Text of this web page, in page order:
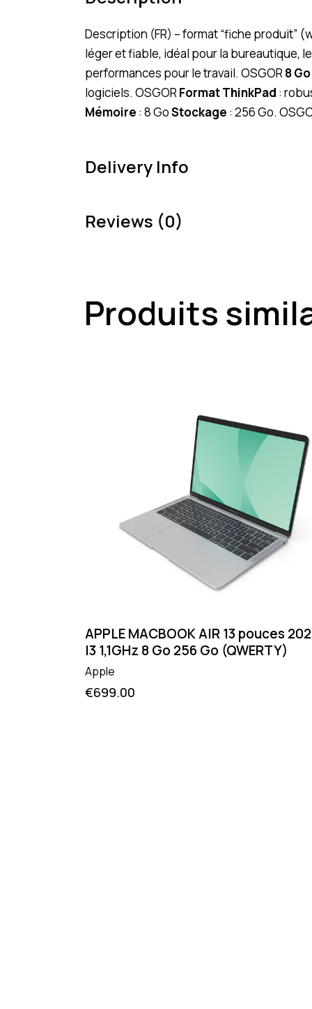
Description (FR) – format “fiche produit”
léger et fiable, idéal pour la bureautique,
performances pour le travail. OSGOR8
logiciels. OSGORFormat ThinkPad :
Mémoire : 8 GoStockage : 256 Go.
Delivery Info
Reviews (0)
Produits
APPLE MACBOOK AIR 13 pouces
I3 1,1GHz 8 Go 256 Go (QWERTY)
Apple
€699.00